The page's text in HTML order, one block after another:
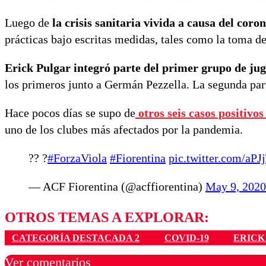
Luego de la crisis sanitaria vivida a causa del
prácticas bajo escritas medidas, tales como la toma
Erick Pulgar integró parte del primer grupo de
los primeros junto a Germán Pezzella. La segunda
Hace pocos días se supo de otros seis casos
uno de los clubes más afectados por la pandemia.
?? ?#ForzaViola #Fiorentina pic.twitter.com/
— ACF Fiorentina (@acffiorentina) May 9, 2020
OTROS TEMAS A EXPLORAR:
CATEGORÍA DESTACADA 2 COVID-19 ERICK
Ver comentarios